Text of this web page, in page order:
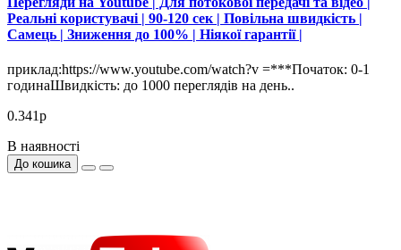
Реальні користувачі | 90-120 сек | Повільна швидкість |
Самець | Зниження до 100% | Ніякої гарантії |
приклад:https://www.youtube.com/watch?v =***Початок: 0-1
годинаШвидкість: до 1000 переглядів на день..
0.341р
В наявності
До кошика